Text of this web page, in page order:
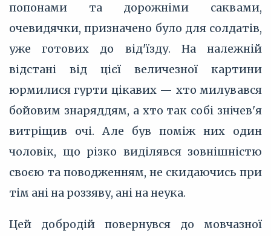
попонами та дорожніми саквами,
очевидячки, призначено було для солдатів,
уже готових до від'їзду. На належній
відстані від цієї величезної картини
юрмилися гурти цікавих — хто милувався
бойовим знаряддям, а хто так собі знічев'я
витріщив очі. Але був поміж них один
чоловік, що різко виділявся зовнішністю
своєю та поводженням, не скидаючись при
тім ані на роззяву, ані на неука.
Цей добродій повернувся до мовчазної